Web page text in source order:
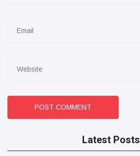
POST COMMENT
Latest Posts